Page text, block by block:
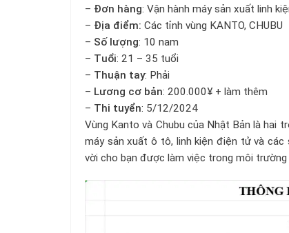
– Đơn hàng: Vận hành máy sản xuất linh
– Địa điểm: Các tỉnh vùng KANTO, CHUBU
– Số lượng: 10 nam
– Tuổi: 21 – 35 tuổi
– Thuận tay: Phải
– Lương cơ bản: 200.000¥ + làm thêm
– Thi tuyển: 5/12/2024
Vùng Kanto và Chubu của Nhật Bản là hai
máy sản xuất ô tô, linh kiện điện tử và
vời cho bạn được làm việc trong môi